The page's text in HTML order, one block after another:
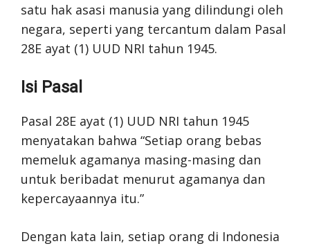
satu hak asasi manusia yang dilindungi oleh
negara, seperti yang tercantum dalam Pasal
28E ayat (1) UUD NRI tahun 1945.
Isi Pasal
Pasal 28E ayat (1) UUD NRI tahun 1945
menyatakan bahwa “Setiap orang bebas
memeluk agamanya masing-masing dan
untuk beribadat menurut agamanya dan
kepercayaannya itu.”
Dengan kata lain, setiap orang di Indonesia